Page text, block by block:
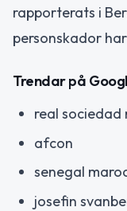
rapporterats i
personskador
Trendar på
real sociedad
afcon
senegal
josefin